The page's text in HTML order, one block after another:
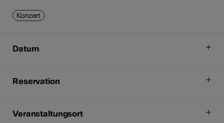
Konzert
Datum
Reservation
Veranstaltungsort